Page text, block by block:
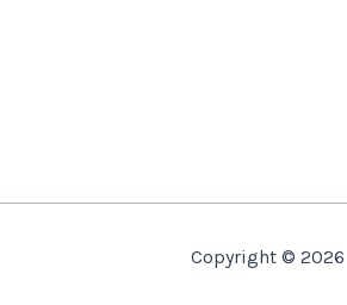
Copyright © 2026